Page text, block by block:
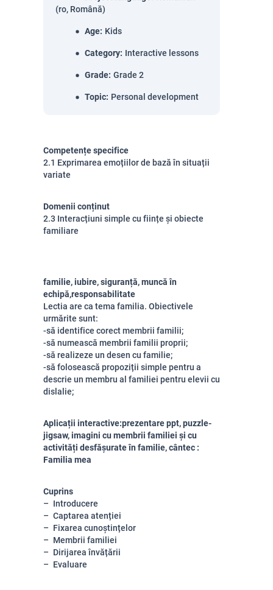
(ro, Română)
Age: Kids
Category: Interactive lessons
Grade: Grade 2
Topic: Personal development
Competențe specifice
2.1 Exprimarea emoțiilor de bază în situații
variate
Domenii conținut
2.3 Interacțiuni simple cu ființe și obiecte
familiare
familie, iubire, siguranță, muncă în
echipă,responsabilitate
Lectia are ca tema familia. Obiectivele
urmărite sunt:
-să identifice corect membrii familii;
-să numească membrii familii proprii;
-să realizeze un desen cu familie;
-să folosească propoziții simple pentru a
descrie un membru al familiei pentru elevii cu
dislalie;
Aplicații interactive:prezentare ppt, puzzle-
jigsaw, imagini cu membrii familiei și cu
activități desfășurate în familie, cântec :
Familia mea
Cuprins
Introducere
Captarea atenției
Fixarea cunoștințelor
Membrii familiei
Dirijarea învățării
Evaluare